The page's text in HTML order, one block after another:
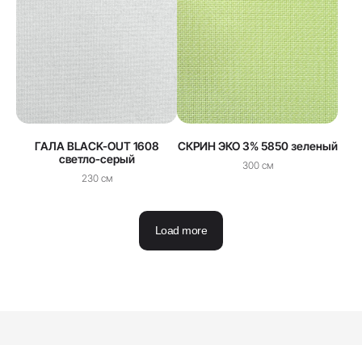
ГАЛА BLACK-OUT 1608
светло-серый
230 см
СКРИН ЭКО 3% 5850 зеленый
300 см
Load more